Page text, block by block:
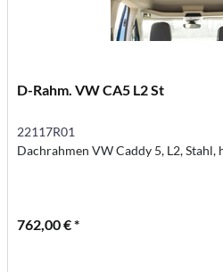
D-Rahm. VW CA5 L2 St
22117R01
Dachrahmen VW Caddy 5, L2, Stahl,
762,00 € *